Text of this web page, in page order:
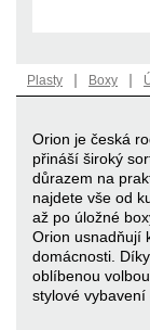
Plasty | Boxy |
Orion je česká
přináší široký
důrazem na
najdete vše od
až po úložné
Orion usnadňují
domácnosti.
oblíbenou
stylové vybavení